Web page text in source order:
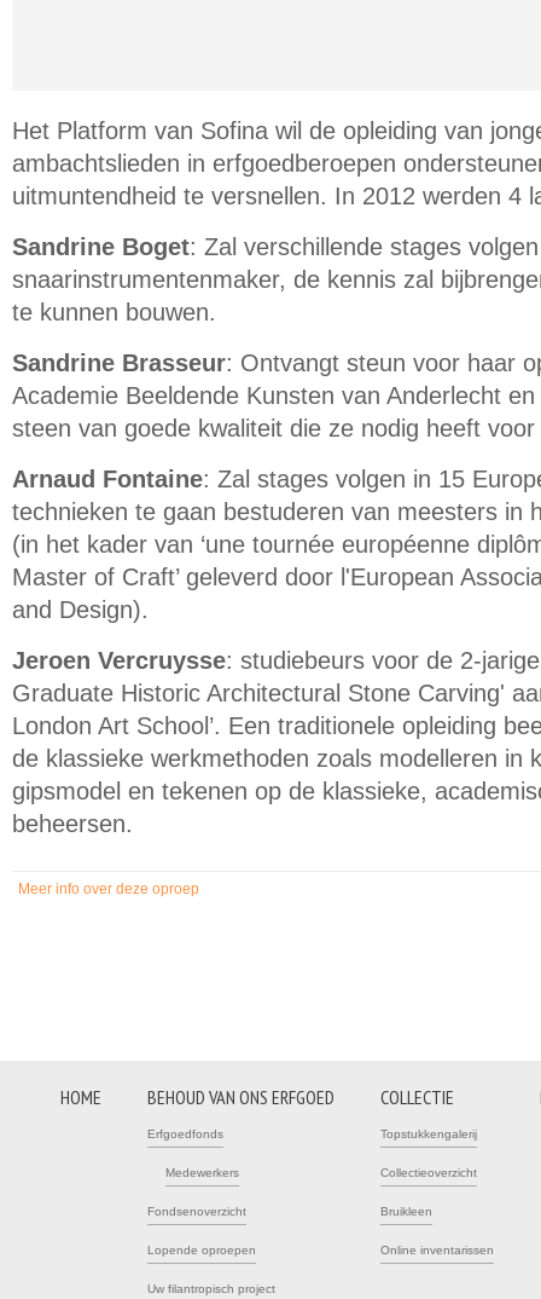
Het Platform van Sofina wil de opleiding van
ambachtslieden in erfgoedberoepen
uitmuntendheid te versnellen. In 2012 werden 4
Sandrine Boget: Zal verschillende stages
snaarinstrumentenmaker, de kennis zal
te kunnen bouwen.
Sandrine Brasseur: Ontvangt steun voor haar
Academie Beeldende Kunsten van Anderlecht
steen van goede kwaliteit die ze nodig heeft
Arnaud Fontaine: Zal stages volgen in 15
technieken te gaan bestuderen van meesters in
(in het kader van ‘une tournée européenne
Master of Craft’ geleverd door l'European
and Design).
Jeroen Vercruysse: studiebeurs voor de 2-
Graduate Historic Architectural Stone Carving'
London Art School’. Een traditionele opleiding
de klassieke werkmethoden zoals modelleren in
gipsmodel en tekenen op de klassieke,
beheersen.
Meer info over deze oproep
HOME BEHOUD VAN ONS ERFGOED
Erfgoedfonds
Medewerkers
Fondsenoverzicht
Lopende oproepen
Uw filantropisch project
COLLECTIE
Topstukkengalerij
Collectieoverzicht
Bruikleen
Online inventarissen